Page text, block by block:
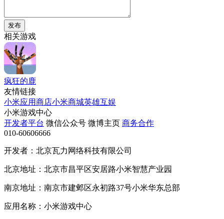
发布
相关游戏
疯狂的鹿
友情链接
小米应用商店小米商城英雄互娱
小米游戏中心
开发者平台 微信公众号 微博主页 商务合作
010-60606666
开发者：北京瓦力网络科技有限公司
北京地址：北京市昌平区安居路小米智慧产业园
南京地址：南京市建邺区永初路37号小米华东总部
应用名称：小米游戏中心